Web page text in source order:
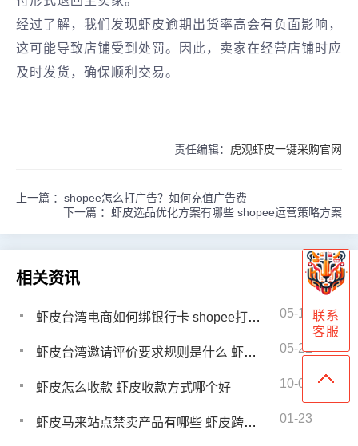
经过了解，我们发现虾皮逾期出货率高会有负面影响，
这可能导致店铺受到处罚。因此，卖家在经营店铺时应
及时发货，确保顺利交易。
责任编辑： 虎观虾皮一键采购官网
上一篇 ： shopee怎么打广告？如何充值广告费
下一篇 ： 虾皮选品优化方案有哪些 shopee运营策略方案
相关资讯
虾皮台湾电商如何绑银行卡 shopee打款要求是什么 05-12
虾皮台湾邀请评价要求规则是什么 虾皮台湾优选卖家多久评一次 05-22
虾皮怎么收款 虾皮收款方式哪个好 10-03
虾皮马来站点禁卖产品有哪些 虾皮跨境卖什么产品合适 01-23
联系
客服